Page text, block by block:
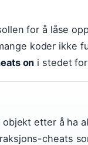
for å låse
koder ikke
on i stedet
etter å ha
cheats